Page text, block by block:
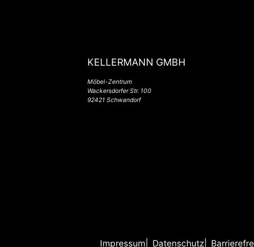
KELLERMANN GMBH
Möbel-Zentrum
Wackersdorfer Str. 100
92421 Schwandorf
Impressum Datenschutz